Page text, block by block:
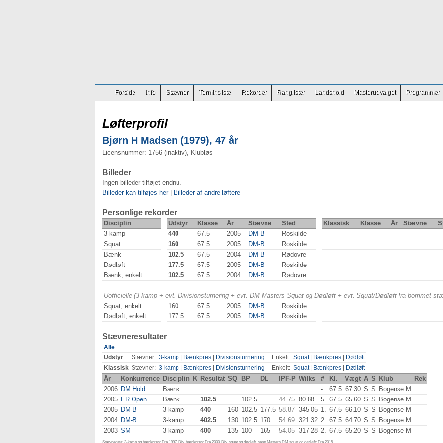
Forside Info Stævner Terminsliste Rekorder Ranglister Landshold Masterudvalget Programmer
Løfterprofil
Bjørn H Madsen (1979), 47 år
Licensnummer: 1756 (inaktiv), Klubløs
Billeder
Ingen billeder tilføjet endnu.
Billeder kan tilføjes her| Billeder af andre løftere
Personlige rekorder
Disciplin Udstyr Klasse År Stævne Sted Klassisk Klasse År Stævne
3-kamp
440 67.5 2005 DM-B
Roskilde
Squat
160 67.5 2005 DM-B
Roskilde
Bænk
102.5 67.5 2004 DM-B
Rødovre
Dødløft
177.5 67.5 2005 DM-B
Roskilde
Bænk, enkelt
102.5 67.5 2004 DM-B Rødovre
Uofficielle (3-kamp + evt. Divisionsturnering + evt. DM Masters Squat og Dødløft + evt. Squat/Dødløft fra bommet
Squat, enkelt
160 67.5 2005 DM-B
Roskilde
Dødløft, enkelt
177.5 67.5 2005 DM-B Roskilde
Stævneresultater
Alle
Udstyr
Stævner: 3-kamp Bænkpres Divisionsturnering Enkelt: Squat| Bænkpres
Dødløft
Klassisk Stævner: 3-kamp Bænkpres Divisionsturnering Enkelt: Squat| Bænkpres Dødløft
År Konkurrence Disciplin K Resultat SQ BP DL IPF-P Wilks # Kl. Vægt A S Klub
Rek
2006 DM Hold Bænk - 67.5 67.30 S S Bogense M
2005 ER Open Bænk 102.5 102.5 44.75 80.88 5. 67.5 65.60 S S Bogense M
2005 DM-B 3-kamp 440 160 102.5 177.5 58.87 345.05 1. 67.5 66.10 S S Bogense M
2004 DM-B 3-kamp 402.5 130 102.5 170 54.69 321.32 2. 67.5 64.70 S S Bogense M
2003 SM 3-kamp 400 135 100 165 54.05 317.28 2. 67.5 65.20 S S Bogense M
Stævnedata: 3-kamp og bænkpres: Fra 1997. Div. bænkpres: Fra 2000. Div. squat og dødløft, samt Masters DM squat og dødløft: Fra 2015.